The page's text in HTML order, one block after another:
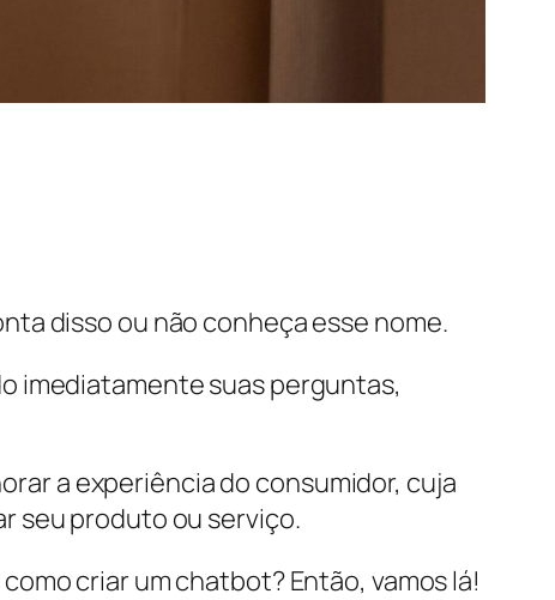
disso ou não conheça esse nome.
imediatamente suas perguntas,
a experiência do consumidor, cuja
seu produto ou serviço.
criar um chatbot? Então, vamos lá!